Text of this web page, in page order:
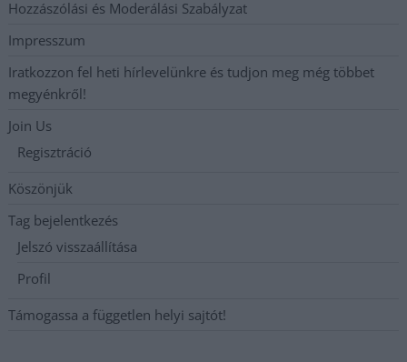
Hozzászólási és Moderálási Szabályzat
Impresszum
Iratkozzon fel heti hírlevelünkre és tudjon meg még többet
megyénkről!
Join Us
Regisztráció
Köszönjük
Tag bejelentkezés
Jelszó visszaállítása
Profil
Támogassa a független helyi sajtót!